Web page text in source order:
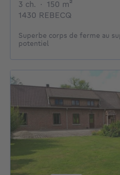
3 ch. 3 chambres
· 150 m²
1430 REBECQ
Superbe corps de ferme au
potentiel